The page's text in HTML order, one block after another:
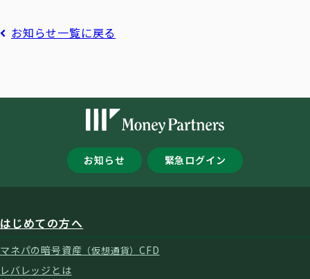
お知らせ一覧に戻る
お知らせ 緊急ログイン
はじめての方へ
マネパの暗号資産 （仮想通貨）CFD
レバレッジとは